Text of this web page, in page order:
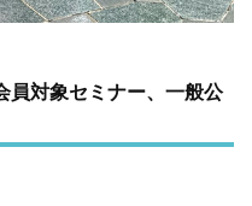
員対象セミナー、一般公